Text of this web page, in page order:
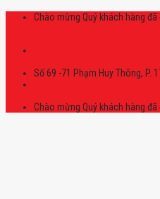
Skip
Chào mừng Quý khách hàng đã
Số 69 -71 Phạm Huy Thông, P.
Chào mừng Quý khách hàng đã